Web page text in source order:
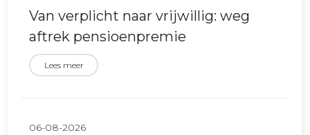
Van verplicht naar vrijwillig: weg
aftrek pensioenpremie
Lees meer
06-08-2026